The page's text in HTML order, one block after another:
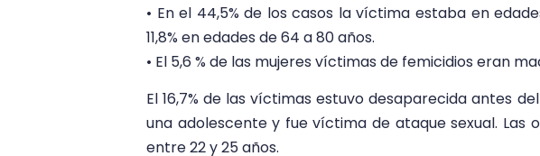
• En el 44,5% de los casos la víctima estaba en
11,8% en edades de 64 a 80 años.
• El 5,6 % de las mujeres víctimas de femicidios eran
El 16,7% de las víctimas estuvo desaparecida antes
una adolescente y fue víctima de ataque sexual. Las
entre 22 y 25 años.